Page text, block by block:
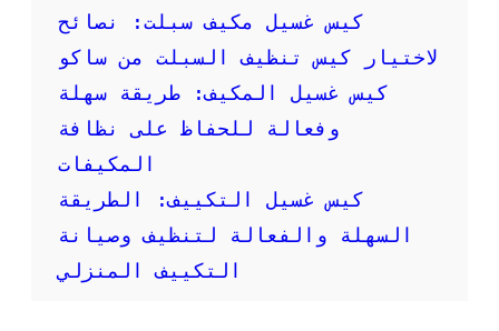
و
ر
ك
ي
ق
م
ت
كيس غسيل مكيف سبلت: نصائح
لاختيار كيس تنظيف السبلت من ساكو
كيس غسيل المكيف: طريقة سهلة
وفعالة للحفاظ على نظافة
المكيفات
كيس غسيل التكييف: الطريقة
السهلة والفعالة لتنظيف وصيانة
التكييف المنزلي